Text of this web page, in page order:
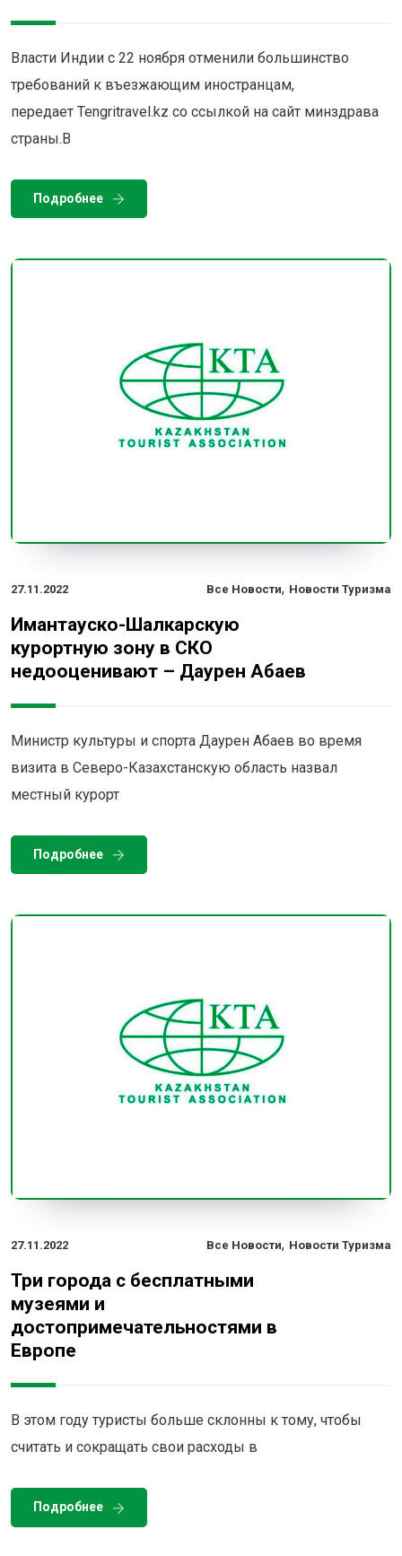
Власти Индии с 22 ноября отменили большинство
требований к въезжающим иностранцам,
передает Tengritravel.kz со ссылкой на сайт минздрава
страны.В
Подробнее
27.11.2022 Все Новости, Новости Туризма
Имантауско-Шалкарскую
курортную зону в СКО
недооценивают – Даурен Абаев
Министр культуры и спорта Даурен Абаев во время
визита в Северо-Казахстанскую область назвал
местный курорт
Подробнее
27.11.2022 Все Новости, Новости Туризма
Три города с бесплатными
музеями и
достопримечательностями в
Европе
В этом году туристы больше склонны к тому, чтобы
считать и сокращать свои расходы в
Подробнее